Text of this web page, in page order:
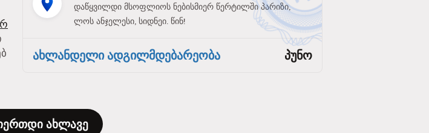
დაწყვილდი მსოფლიოს ნებისმიერ წერტილში პარიზი,
ლოს ანჯელესი, სიდნეი. წინ!
ახლანდელი ადგილმდებარეობა პუნო
ახლავე